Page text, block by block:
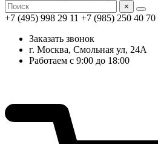
×
+7 (495) 998 29 11 +7 (985) 250 40 70
Заказать звонок
г. Москва, Смольная ул, 24А
Работаем с 9:00 до 18:00